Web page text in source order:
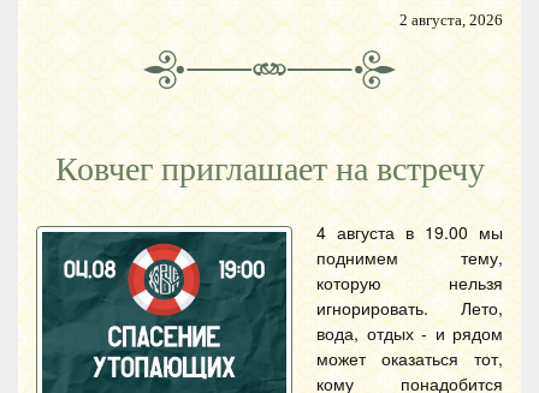
2 августа, 2026
Ковчег приглашает на встречу
4 августа в 19.00 мы
поднимем тему,
которую нельзя
игнорировать. Лето,
вода, отдых - и рядом
может оказаться тот,
кому понадобится